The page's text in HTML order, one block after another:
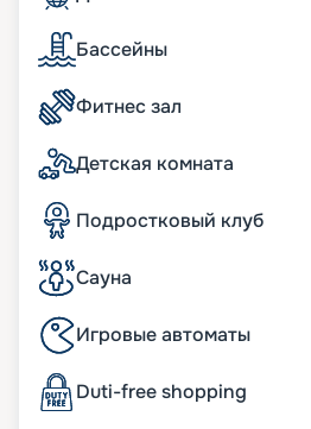
бесплатный Wi-Fi;
информационно-
включая Smart TV, легкое
персональным гаджетам;
телефон с голосовой почтой;
беспроводная зарядная
прикроватных тумбочках;
система индивидуального
24 часа в сутки консьерж-
24 часа в сутки
24 часа в сутки батлер-
резиденций);
24 часа в сутки услуги
взиматься дополнительная
ежедневная уборка дважды в
услугу подготовки сьюта ко
услуга по чистке обуви.
Бассейны
Фитнес зал
Детская комната
Подростковый клуб
Сауна
Игровые автоматы
Duti-free shopping